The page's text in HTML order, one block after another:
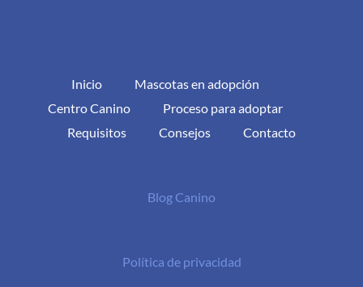
Inicio
Mascotas en adopción
Centro Canino
Proceso para adoptar
Requisitos
Consejos Contacto
Blog Canino
Política de privacidad